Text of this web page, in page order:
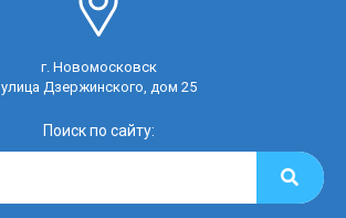
г. Новомосковск
улица Дзержинского, дом 25
Поиск по сайту: